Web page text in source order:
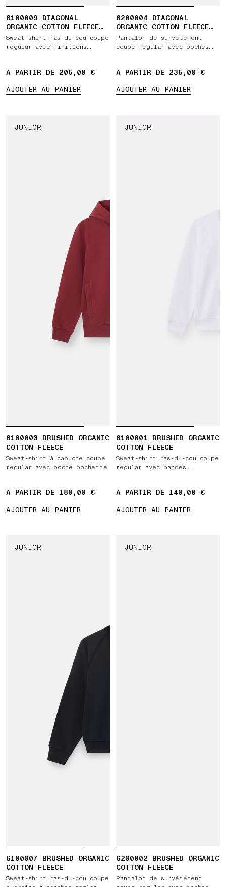
6100009 DIAGONAL
ORGANIC COTTON FLEECE
'OLD' EFFECT
Sweat-shirt ras-du-cou coupe
regular avec finitions
À PARTIR DE 205,00 €
AJOUTER AU PANIER
6200004 DIAGONAL
ORGANIC COTTON FLEECE
'OLD' EFFECT
Pantalon de survêtement
coupe regular avec poches
À PARTIR DE 235,00 €
AJOUTER AU PANIER
JUNIOR
6100003 BRUSHED ORGANIC
COTTON FLEECE
Sweat-shirt à capuche coupe
regular avec poche pochette
À PARTIR DE 180,00 €
AJOUTER AU PANIER
JUNIOR
6100001 BRUSHED ORGANIC
COTTON FLEECE
Sweat-shirt ras-du-cou coupe
regular avec bandes
À PARTIR DE 140,00 €
AJOUTER AU PANIER
JUNIOR
6100007 BRUSHED ORGANIC
COTTON FLEECE
Sweat-shirt ras-du-cou coupe
JUNIOR
6200002 BRUSHED ORGANIC
COTTON FLEECE
Pantalon de survêtement